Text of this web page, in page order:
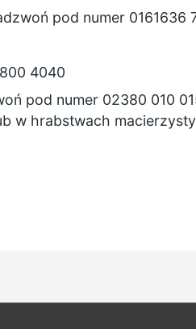
pod numer 0161636
4040
pod numer 02380 010
w hrabstwach